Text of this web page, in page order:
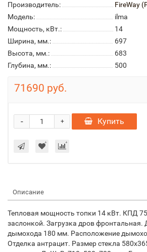
Производитель:
FireWay
Модель:
ilma
Мощность, кВт.:
14
Ширина, мм.:
697
Высота, мм.:
683
Глубина, мм.:
500
71690 руб.
+
- Купить
Описание
Тепловая мощность топки 14 кВт. КПД 75
заслонкой. Загрузка дров фронтальная.
дымохода 180 мм. Расположение
Отделка антрацит. Размер стекла